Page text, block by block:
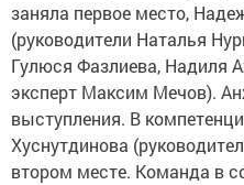
заняла первое место,
(руководители Наталья
Гулюся Фазлиева, Надиля
эксперт Максим Мечов).
выступления. В
Хуснутдинова
втором месте. Команда в